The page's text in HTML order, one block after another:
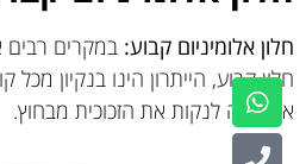
חלון אלומיניום קבוע: במקרים רבים
חלון קבוע, הייתרון הינו בנקיון
אין גישה לנקות את הזכוכית מבחוץ.